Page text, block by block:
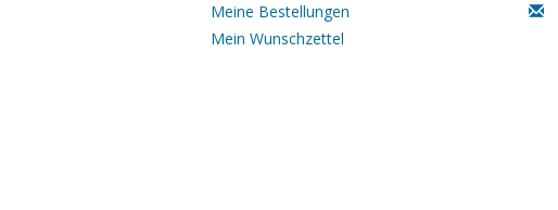
Meine Bestellungen
Mein Wunschzettel